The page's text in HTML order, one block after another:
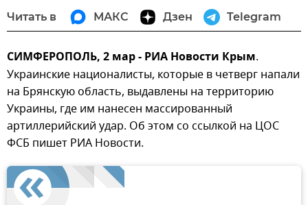
Читать в МАКС Дзен Telegram
СИМФЕРОПОЛЬ, 2 мар - РИА Новости Крым.
Украинские националисты, которые в четверг напали
на Брянскую область, выдавлены на территорию
Украины, где им нанесен массированный
артиллерийский удар. Об этом со ссылкой на ЦОС
ФСБ пишет РИА Новости.